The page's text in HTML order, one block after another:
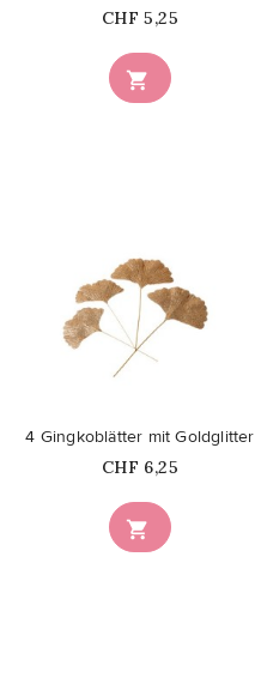

Price
CHF 5,25

4 Gingkoblätter mit Goldglitter
Price
CHF 6,25